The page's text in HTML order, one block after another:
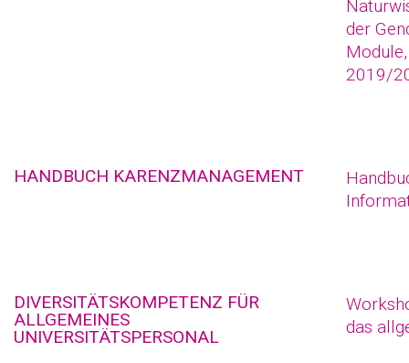
der
2019/
HANDBUCH KARENZMANAGEMENT
DIVERSITÄTSKOMPETENZ FÜR
ALLGEMEINES
UNIVERSITÄTSPERSONAL
das